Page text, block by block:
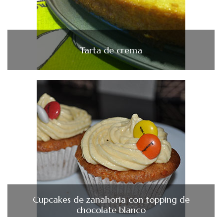
Tarta de crema
Cupcakes de zanahoria con topping de
chocolate blanco